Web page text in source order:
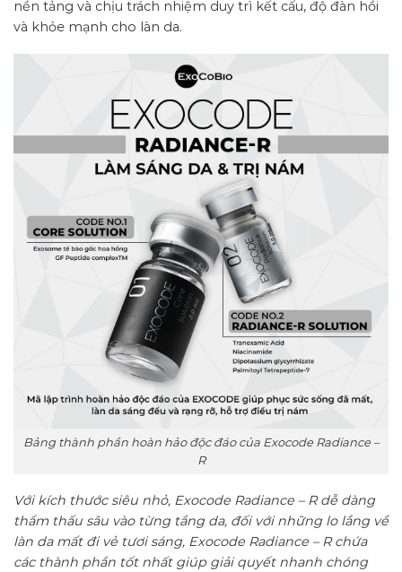
nền tảng và chịu trách nhiệm duy trì kết cấu, độ đàn hồi
và khỏe mạnh cho làn da.
Bảng thành phần hoàn hảo độc đáo của Exocode Radiance –
R
Với kích thước siêu nhỏ, Exocode Radiance – R dễ dàng
thẩm thấu sâu vào từng tầng da, đối với những lo lắng về
làn da mất đi vẻ tươi sáng, Exocode Radiance – R chứa
các thành phần tốt nhất giúp giải quyết nhanh chóng